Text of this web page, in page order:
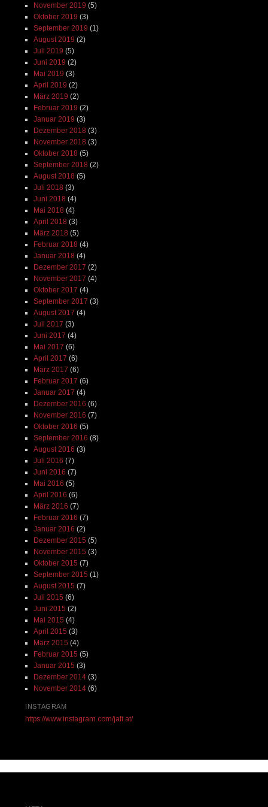
November 2019 (5)
Oktober 2019 (3)
September 2019 (1)
August 2019 (2)
Juli 2019 (5)
Juni 2019 (2)
Mai 2019 (3)
April 2019 (2)
März 2019 (2)
Februar 2019 (2)
Januar 2019 (3)
Dezember 2018 (3)
November 2018 (3)
Oktober 2018 (5)
September 2018 (2)
August 2018 (5)
Juli 2018 (3)
Juni 2018 (4)
Mai 2018 (4)
April 2018 (3)
März 2018 (5)
Februar 2018 (4)
Januar 2018 (4)
Dezember 2017 (2)
November 2017 (4)
Oktober 2017 (4)
September 2017 (3)
August 2017 (4)
Juli 2017 (3)
Juni 2017 (4)
Mai 2017 (6)
April 2017 (6)
März 2017 (6)
Februar 2017 (6)
Januar 2017 (4)
Dezember 2016 (6)
November 2016 (7)
Oktober 2016 (5)
September 2016 (8)
August 2016 (3)
Juli 2016 (7)
Juni 2016 (7)
Mai 2016 (5)
April 2016 (6)
März 2016 (7)
Februar 2016 (7)
Januar 2016 (2)
Dezember 2015 (5)
November 2015 (3)
Oktober 2015 (7)
September 2015 (1)
August 2015 (7)
Juli 2015 (6)
Juni 2015 (2)
Mai 2015 (4)
April 2015 (3)
März 2015 (4)
Februar 2015 (5)
Januar 2015 (3)
Dezember 2014(3)
November 2014(6)
INSTAGRAM
https://www.instagram.com/jafi.at/